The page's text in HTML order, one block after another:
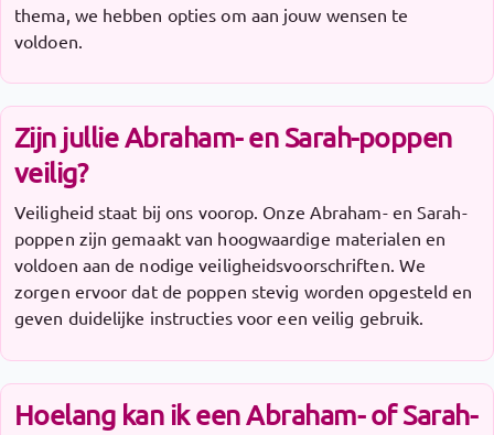
thema, we hebben opties om aan jouw wensen te
voldoen.
Zijn jullie Abraham- en Sarah-poppen
veilig?
Veiligheid staat bij ons voorop. Onze Abraham- en Sarah-
poppen zijn gemaakt van hoogwaardige materialen en
voldoen aan de nodige veiligheidsvoorschriften. We
zorgen ervoor dat de poppen stevig worden opgesteld en
geven duidelijke instructies voor een veilig gebruik.
Hoelang kan ik een Abraham- of Sarah-